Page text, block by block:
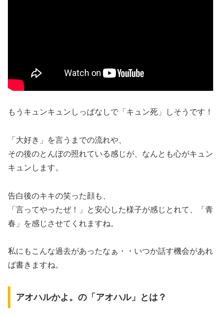
もうキュンキュンしっぱなしで「キュン死」しそうです！
「大好き」を言うまでの流れや、
その後のとんぼの照れている感じが、なんとも心がキュン
キュンします。
告白後のキキの笑った顔も、
「言ってやったぜ！」と安心した様子が感じとれて、「青
春」を感じさせてくれますね。
私にもこんな過去があったなぁ・・いつか話す機会があれ
ば書きますね。
アオハルかよ。の「アオハル」とは？